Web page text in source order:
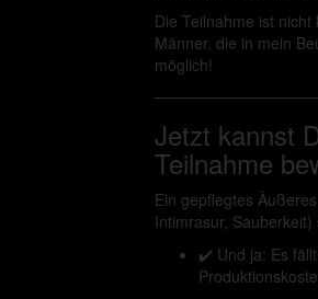
Die Teilnahme ist
Männer, die in mein
möglich!
Jetzt kannst
Teilnahme
Ein gepflegtes
Intimrasur,
✔️ Und ja: Es